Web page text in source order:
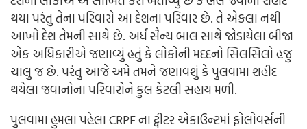
થયા પરંતુ તેના પરિવારો આ દેશના પરિવાર છે. તે એકલા નથી
આખો દેશ તેમની સાથે છે. અર્ધ સૈન્ય બાલ સાથે જોડાયેલા બીજા
એક અધિકારીએ જણાવ્યું હતું કે લોકોની મદદનો સિલસિલો હજુ
ચાલુ જ છે. પરંતુ આજે અમે તમને જણાવશું કે પુલવામા શહીદ
થયેલા જવાનોના પરિવારોને કુલ કેટલી સહાય મળી.
પુલવામા હુમલા પહેલા CRPF ના ટ્વીટર એકાઉન્ટમાં ફોલોવર્સની